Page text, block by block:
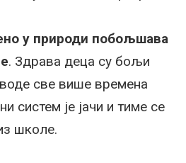
у природи побољшава
. Здрава деца су бољи
све више времена
систем је јачи и тиме се
школе.